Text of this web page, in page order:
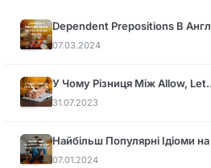
Dependent Prepositions В
07.03.2024
У Чому Різниця Між Allow,
31.07.2023
Найбільш Популярні Ідіоми на
07.01.2024